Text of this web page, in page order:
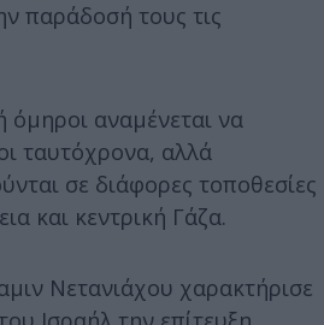
παράδοσή τους τις
όμηροι αναμένεται να
ταυτόχρονα, αλλά
σε διάφορες τοποθεσίες
και κεντρική Γάζα.
Νετανιάχου χαρακτήρισε